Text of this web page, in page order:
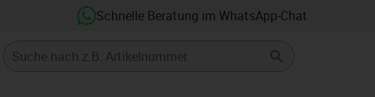
Schnelle Beratung im WhatsApp-Chat